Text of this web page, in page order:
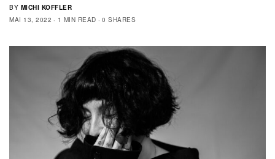
BY MICHI KOFFLER
MAI 13, 2022
1 MIN READ 0 SHARES